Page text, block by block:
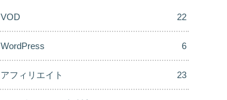
VOD 22
WordPress 6
アフィリエイト 23